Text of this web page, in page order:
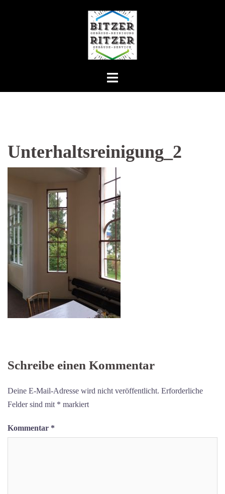
Unterhaltsreinigung_2
Schreibe einen Kommentar
Deine E-Mail-Adresse wird nicht veröffentlicht. Erforderliche
Felder sind mit * markiert
Kommentar *